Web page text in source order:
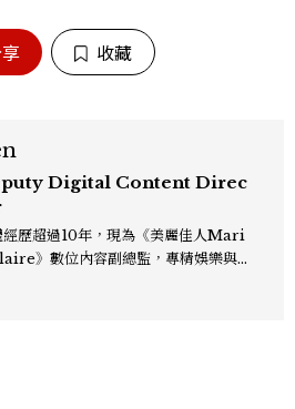
收藏
Digital Content Direc
經歷超過10年，現為《美麗佳人Mari
》數位內容副總監，專精娛樂與